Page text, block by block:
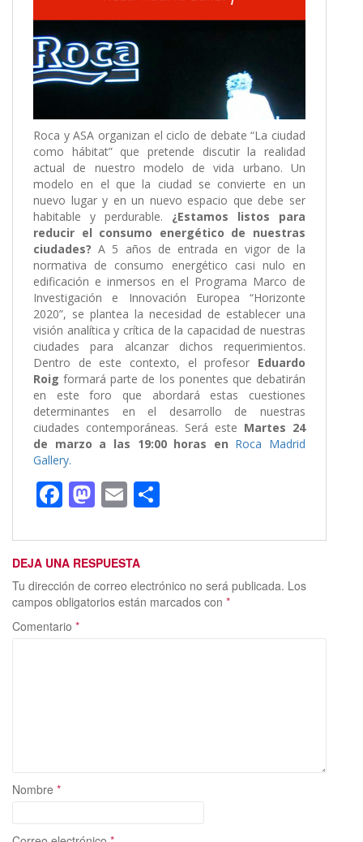
Roca y ASA organizan el ciclo de debate “La ciudad
como hábitat” que pretende discutir la realidad
actual de nuestro modelo de vida urbano. Un
modelo en el que la ciudad se convierte en un
nuevo lugar y en un nuevo espacio que debe ser
habitable y perdurable. ¿Estamos listos para
reducir el consumo energético de nuestras
ciudades? A 5 años de entrada en vigor de la
normativa de consumo energético casi nulo en
edificación e inmersos en el Programa Marco de
Investigación e Innovación Europea “Horizonte
2020”, se plantea la necesidad de establecer una
visión analítica y crítica de la capacidad de nuestras
ciudades para alcanzar dichos requerimientos.
Dentro de este contexto, el profesor Eduardo
Roig formará parte de los ponentes que debatirán
en este foro que abordará estas cuestiones
determinantes en el desarrollo de nuestras
ciudades contemporáneas. Será este Martes 24
de marzo a las 19:00 horas en Roca Madrid
Gallery.
F
e
b
o
o
M
to
d
o
E
ai
l
m
p
ar
DEJA UNA RESPUESTA
Tu dirección de correo electrónico no será publicada. Los
campos obligatorios están marcados con *
Comentario *
Nombre *